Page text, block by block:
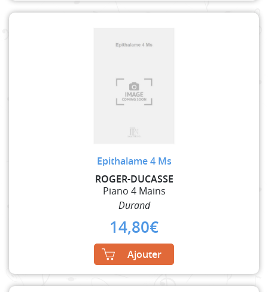
Epithalame 4 Ms
ROGER-DUCASSE
Piano 4 Mains
Durand
14,80€
Ajouter